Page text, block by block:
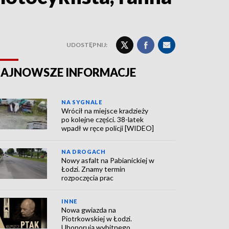
UDOSTĘPNIJ:
INFORMACJE
NA SYGNALE
Wrócił na miejsce kradzieży
po kolejne części. 38-latek
wpadł w ręce policji [WIDEO]
NA DROGACH
Nowy asfalt na Pabianickiej w
Łodzi. Znamy termin
rozpoczęcia prac
INNE
Nowa gwiazda na
Piotrkowskiej w Łodzi.
Uhonorują wybitnego